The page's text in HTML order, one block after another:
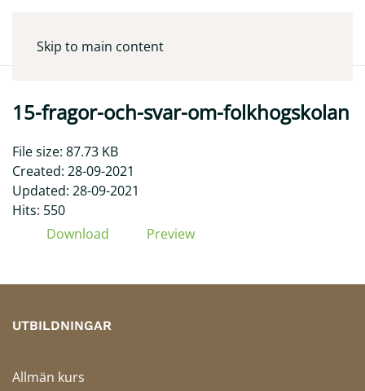
Skip to main content
15-fragor-och-svar-om-folkhogskolan
File size: 87.73 KB
Created: 28-09-2021
Updated: 28-09-2021
Hits: 550
Download
Preview
UTBILDNINGAR
Allmän kurs